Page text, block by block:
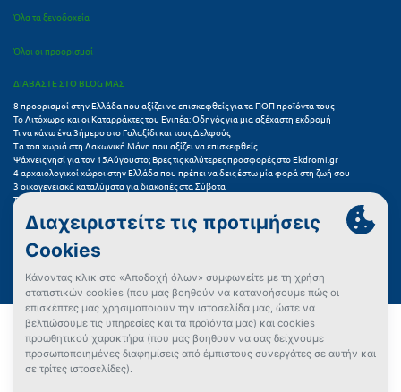
Όλα τα ξενοδοχεία
Όλοι οι προορισμοί
ΔΙΑΒΑΣΤΕ ΣΤΟ BLOG ΜΑΣ
8 προορισμοί στην Ελλάδα που αξίζει να επισκεφθείς για τα ΠΟΠ προϊόντα τους
Το Λιτόχωρο και οι Καταρράκτες του Ενιπέα: Οδηγός για μια αξέχαστη εκδρομή
Τι να κάνω ένα 3ήμερο στο Γαλαξίδι και τους Δελφούς
Τα τοπ χωριά στη Λακωνική Μάνη που αξίζει να επισκεφθείς
Ψάχνεις νησί για τον 15Αύγουστο; Βρες τις καλύτερες προσφορές στο Ekdromi.gr
4 αρχαιολογικοί χώροι στην Ελλάδα που πρέπει να δεις έστω μία φορά στη ζωή σου
3 οικογενειακά καταλύματα για διακοπές στα Σύβοτα
Τα 11 καλύτερα καλοκαιρινά resorts στην Ελλάδα
7 μικρά ελληνικά νησιά για αξέχαστες καλοκαιρινές διακοπές
5+1 ινσταγκραμικές παραλίες στην Ελλάδα που αξίζουν μια θέση στο feed σου
Συχνές Ερωτήσεις (FAQs) για Ξενοδοχεία
Όροι χρήσης
Πολιτική Προστασίας Προσωπικών Δεδομένων
Πολιτική Cookies
Πώς μπορώ να αγοράσω;